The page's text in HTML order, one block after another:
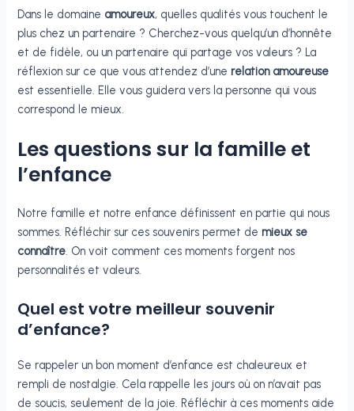
Dans le domaine amoureux, quelles qualités vous touchent le
plus chez un partenaire ? Cherchez-vous quelqu’un d’honnête
et de fidèle, ou un partenaire qui partage vos valeurs ? La
réflexion sur ce que vous attendez d’une relation amoureuse
est essentielle. Elle vous guidera vers la personne qui vous
correspond le mieux.
Les questions sur la famille et
l’enfance
Notre famille et notre enfance définissent en partie qui nous
sommes. Réfléchir sur ces souvenirs permet de mieux se
connaître. On voit comment ces moments forgent nos
personnalités et valeurs.
Quel est votre meilleur souvenir
d’enfance?
Se rappeler un bon moment d’enfance est chaleureux et
rempli de nostalgie. Cela rappelle les jours où on n’avait pas
de soucis, seulement de la joie. Réfléchir à ces moments aide